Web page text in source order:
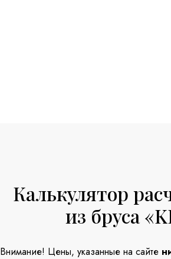
Калькулятор
из бруса
Внимание! Цены, указанные на сайте